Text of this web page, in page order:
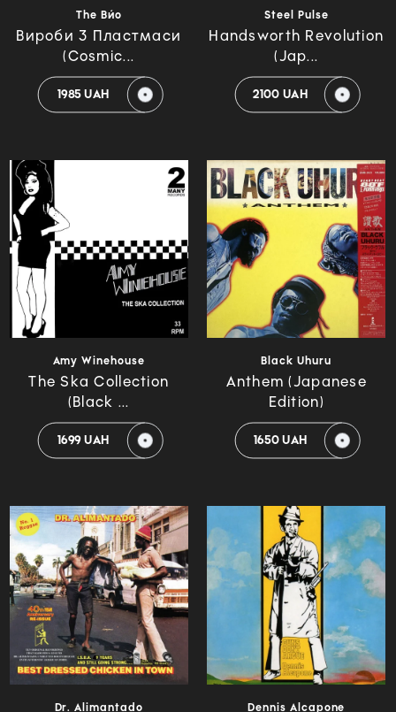
The Вйо
Вироби З Пластмаси
(Cosmic...
1985 UAH
Steel Pulse
Handsworth Revolution
(Jap...
2100 UAH
Amy Winehouse
The Ska Collection
(Black ...
1699 UAH
Black Uhuru
Anthem (Japanese
Edition)
1650 UAH
Dr. Alimantado Dennis Alcapone